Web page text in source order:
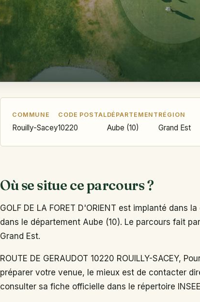
COMMUNE
Rouilly-Sacey
CODE POSTAL
10220
DÉPARTEMENT
Aube (10)
RÉGION
Grand Est
Où se situe ce parcours ?
GOLF DE LA FORET D'ORIENT est implanté dans
dans le département Aube (10). Le parcours fait
Grand Est.
ROUTE DE GERAUDOT 10220 ROUILLY-SACEY,
préparer votre venue, le mieux est de contacter
consulter sa fiche officielle dans le répertoire